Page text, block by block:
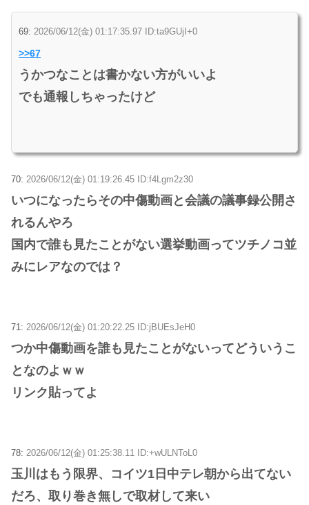
69: 2026/06/12(金) 01:17:35.97 ID:ta9GUjI+0
>>67
うかつなことは書かない方がいいよ
でも通報しちゃったけど
70: 2026/06/12(金) 01:19:26.45 ID:f4Lgm2z30
いつになったらその中傷動画と会議の議事録公開さ
れるんやろ
国内で誰も見たことがない選挙動画ってツチノコ並
みにレアなのでは？
71: 2026/06/12(金) 01:20:22.25 ID:jBUEsJeH0
つか中傷動画を誰も見たことがないってどういうこ
となのよｗｗ
リンク貼ってよ
78: 2026/06/12(金) 01:25:38.11 ID:+wULNToL0
玉川はもう限界、コイツ1日中テレ朝から出てない
だろ、取り巻き無しで取材して来い